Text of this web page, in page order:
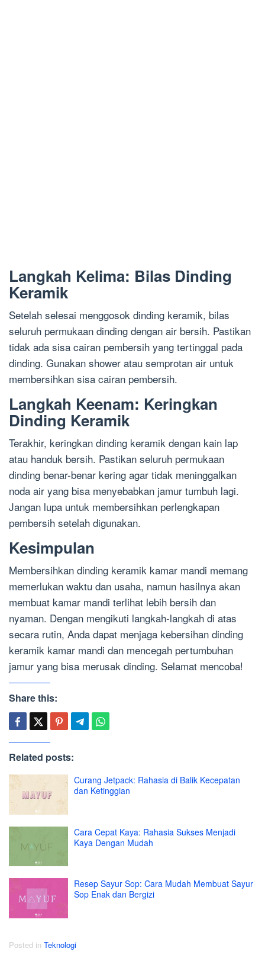
Langkah Kelima: Bilas Dinding
Keramik
Setelah selesai menggosok dinding keramik, bilas
seluruh permukaan dinding dengan air bersih. Pastikan
tidak ada sisa cairan pembersih yang tertinggal pada
dinding. Gunakan shower atau semprotan air untuk
membersihkan sisa cairan pembersih.
Langkah Keenam: Keringkan
Dinding Keramik
Terakhir, keringkan dinding keramik dengan kain lap
atau handuk bersih. Pastikan seluruh permukaan
dinding benar-benar kering agar tidak meninggalkan
noda air yang bisa menyebabkan jamur tumbuh lagi.
Jangan lupa untuk membersihkan perlengkapan
pembersih setelah digunakan.
Kesimpulan
Membersihkan dinding keramik kamar mandi memang
memerlukan waktu dan usaha, namun hasilnya akan
membuat kamar mandi terlihat lebih bersih dan
nyaman. Dengan mengikuti langkah-langkah di atas
secara rutin, Anda dapat menjaga kebersihan dinding
keramik kamar mandi dan mencegah pertumbuhan
jamur yang bisa merusak dinding. Selamat mencoba!
Share this:
Related posts:
Curang Jetpack: Rahasia di Balik Kecepatan
dan Ketinggian
Cara Cepat Kaya: Rahasia Sukses Menjadi
Kaya Dengan Mudah
Resep Sayur Sop: Cara Mudah Membuat Sayur
Sop Enak dan Bergizi
Posted in Teknologi